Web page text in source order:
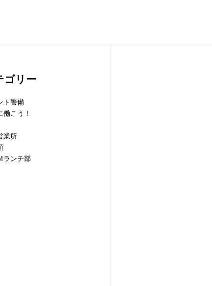
ゴリー
ト警備
働こう！
業所
ランチ部